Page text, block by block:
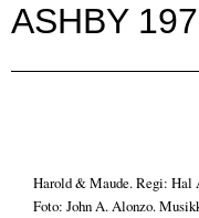
ASHBY
Harold & Maude. Regi: Hal
Foto: John A. Alonzo.